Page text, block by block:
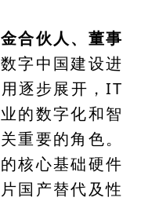
合伙人、董事
字中国建设进
逐步展开，IT
的数字化和智
重要的角色。
核心基础硬件
国产替代及性